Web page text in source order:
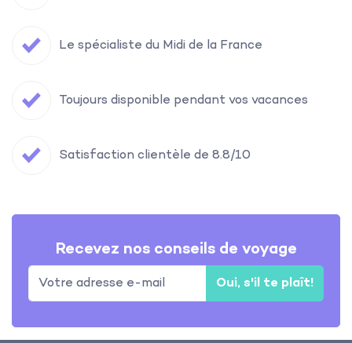
Le spécialiste du Midi de la France
Toujours disponible pendant vos vacances
Satisfaction clientèle de 8.8/10
Recevez nos conseils de voyage
Oui, s'il te plaît!